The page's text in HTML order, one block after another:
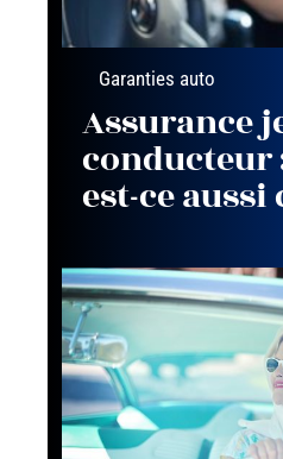
Garanties auto
Assurance
conducteur
est-ce aussi